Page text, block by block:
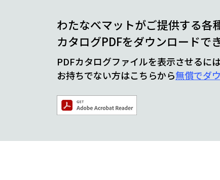
わたなべマットがご提供する各
カタログPDFをダウンロードでき
PDFカタログファイルを表示させるに
お持ちでない方はこちらから無償でダ